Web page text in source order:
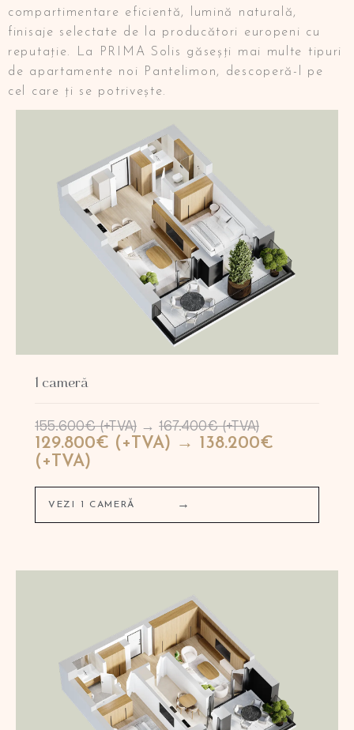
compartimentare eficientă, lumină naturală,
finisaje selectate de la producători europeni cu
reputație. La PRIMA Solis găseșți mai multe tipuri
de apartamente noi Pantelimon, descoperă-l pe
cel care ți se potrivește.
1 cameră
155.600€ (+TVA) → 167.400€ (+TVA)
129.800€ (+TVA) → 138.200€
(+TVA)
VEZI 1 CAMERĂ →